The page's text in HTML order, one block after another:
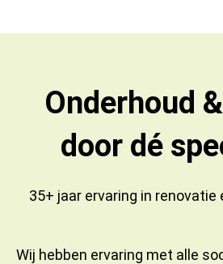
Onderhoud
door dé
35+ jaar ervaring in renovatie
Wij hebben ervaring met alle